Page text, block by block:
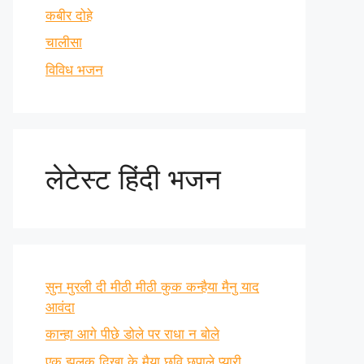
कबीर दोहे
चालीसा
विविध भजन
लेटेस्ट हिंदी भजन
सुन मुरली दी मीठी मीठी कुक कन्हैया मैनु याद
आवंदा
कान्हा आगे पीछे डोले पर राधा न बोले